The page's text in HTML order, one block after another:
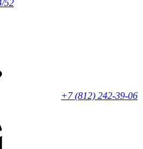
52
+7 (812) 242-39-06